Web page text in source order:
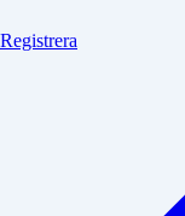
Registrera